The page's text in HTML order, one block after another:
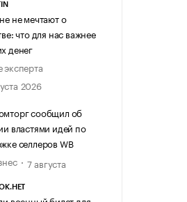
не мечтают о
что для нас важнее
денег
2026
сообщил об
властями идей по
селлеров WB
7 августа